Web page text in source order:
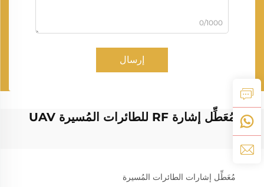
0/1000
إرسال
مُعَطِّل إشارة RF للطائرات المُسيرة UAV
مُعَطِّل إشارات الطائرات المُسيرة